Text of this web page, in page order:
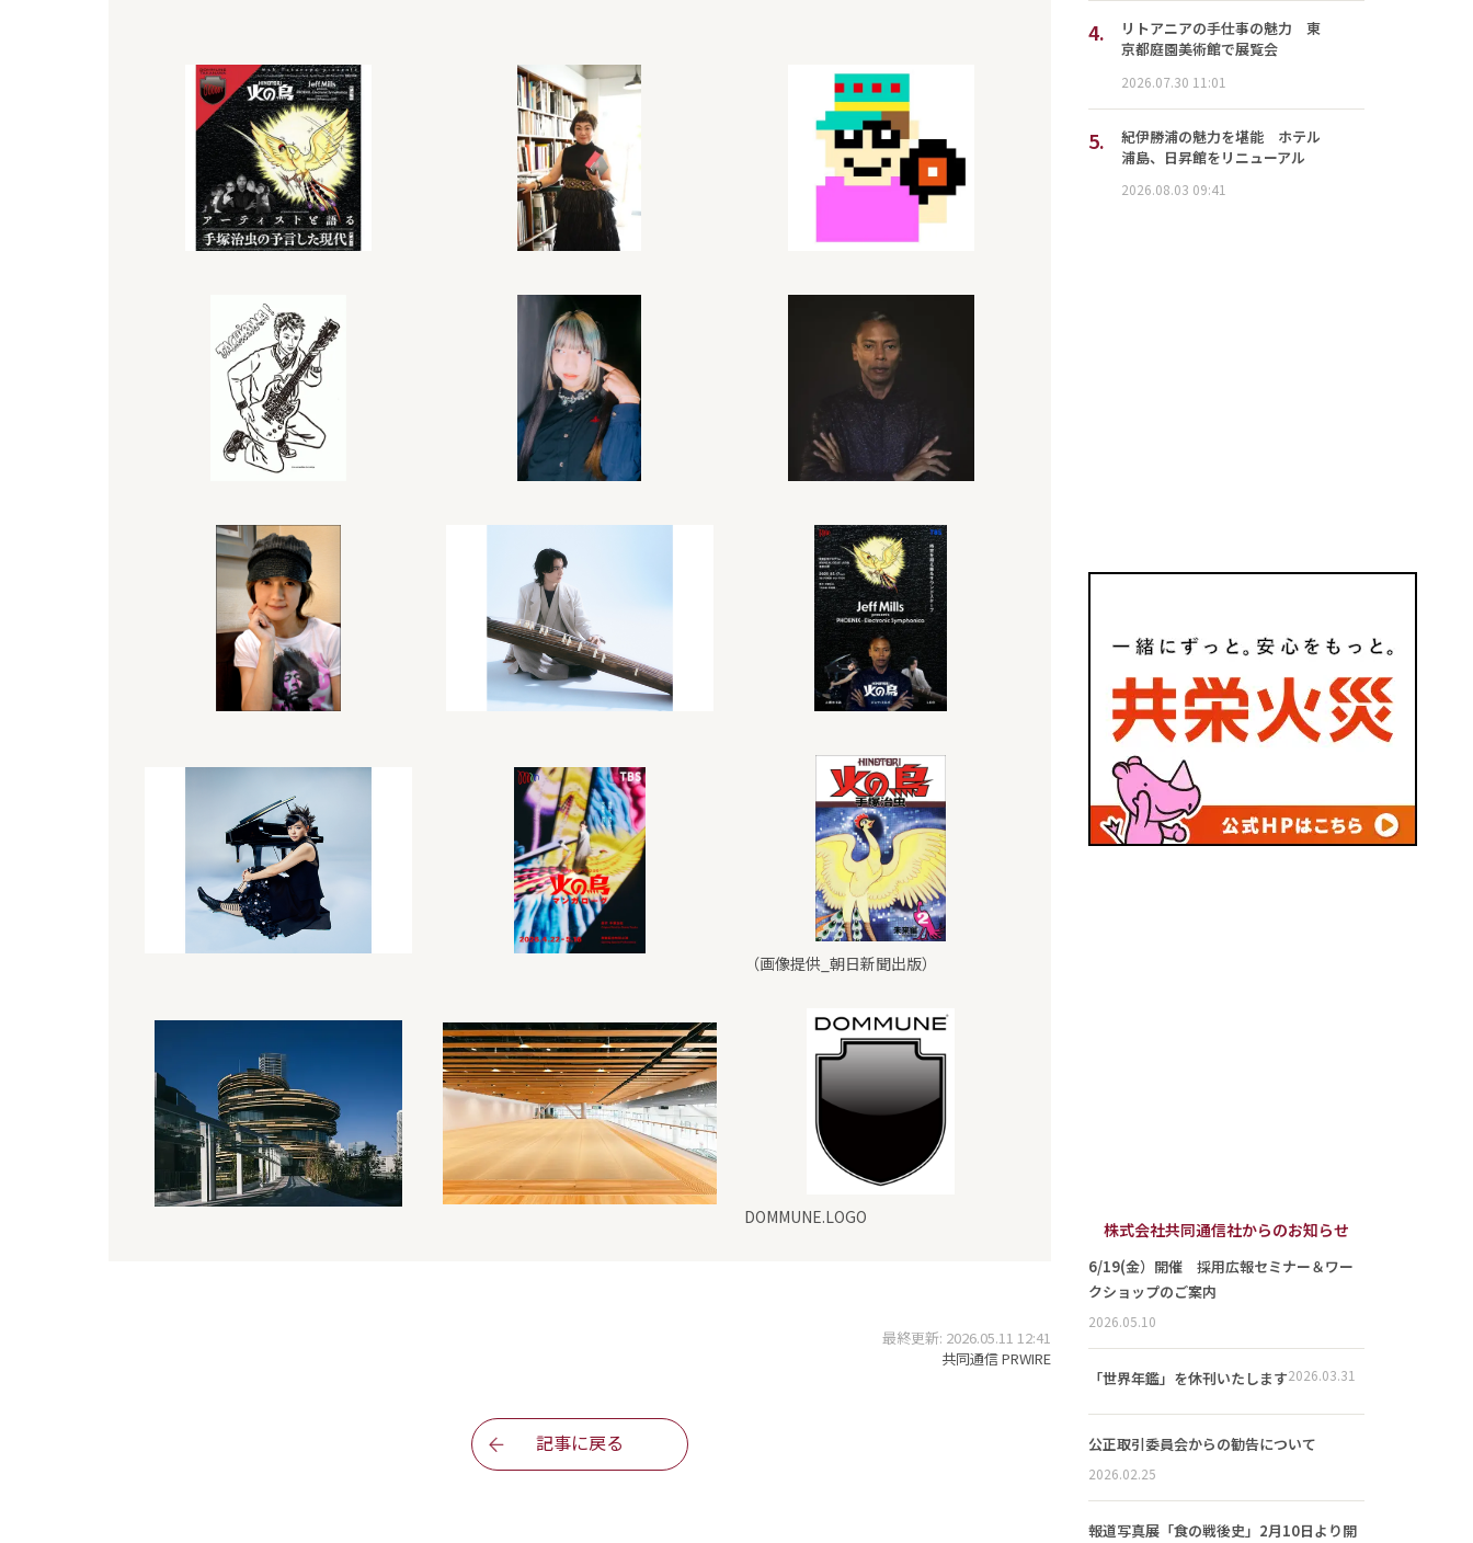
（画像提供_朝日新聞出版）
DOMMUNE.LOGO
最終更新: 2026.05.11 12:41
共同通信 PRWIRE
記事に戻る
4.
リトアニアの手仕事の魅力 東
京都庭園美術館で展覧会
2026.07.30 11:01
5.
紀伊勝浦の魅力を堪能 ホテル
浦島、日昇館をリニューアル
2026.08.03 09:41
株式会社共同通信社からのお知らせ
6/19(金）開催 採用広報セミナー＆ワー
クショップのご案内
2026.05.10
「世界年鑑」を休刊いたします2026.03.31
公正取引委員会からの勧告について
2026.02.25
報道写真展「食の戦後史」2月10日より開